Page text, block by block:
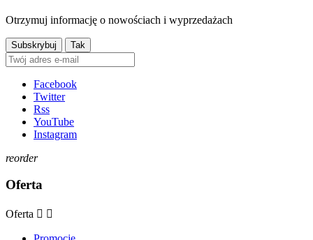
Otrzymuj informację o nowościach i wyprzedażach
Facebook
Twitter
Rss
YouTube
Instagram
reorder
Oferta
Oferta  